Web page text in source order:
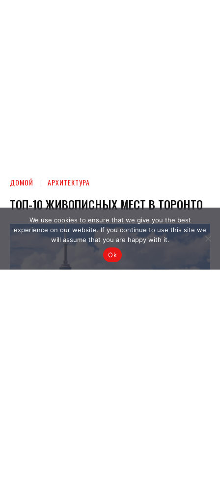
We use cookies to ensure that we give you the best
experience on our website. If you continue to use this site we
will assume that you are happy with it.
Ok